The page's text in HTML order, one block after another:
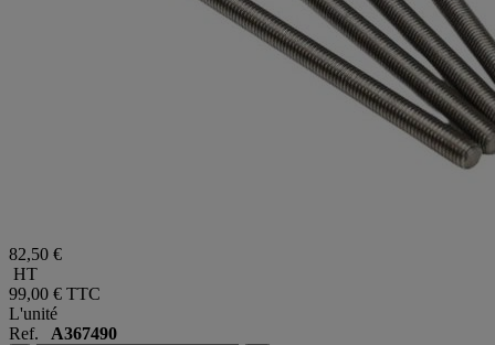
82,50 €
HT
99,00 € TTC
L'unité
Ref. A367490